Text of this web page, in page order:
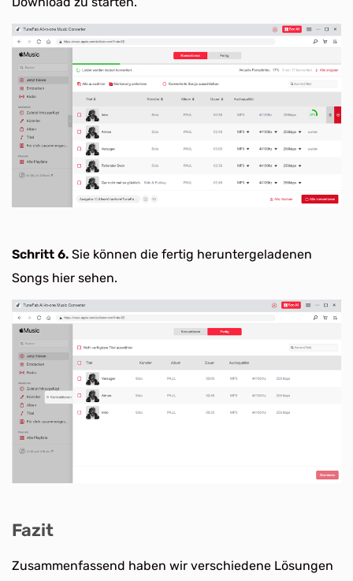
Schritt 6. Sie können die fertig heruntergeladenen
Songs hier sehen.
Fazit
Zusammenfassend haben wir verschiedene Lösungen